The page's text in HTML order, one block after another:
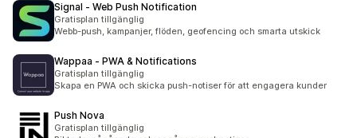
Signal ‑ Web Push Notification
Gratisplan tillgänglig
Webb-push, kampanjer, flöden, geofencing och smarta utskick
Wappaa ‑ PWA & Notifications
Gratisplan tillgänglig
Skapa en PWA och skicka push-notiser för att engagera kunder
Push Nova
Gratisplan tillgänglig